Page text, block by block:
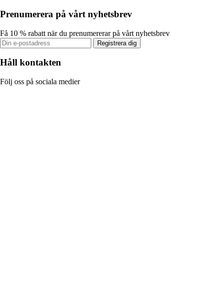
Prenumerera på vårt nyhetsbrev
Få 10 % rabatt när du prenumererar på vårt nyhetsbrev
Registrera dig
Håll kontakten
Följ oss på sociala medier